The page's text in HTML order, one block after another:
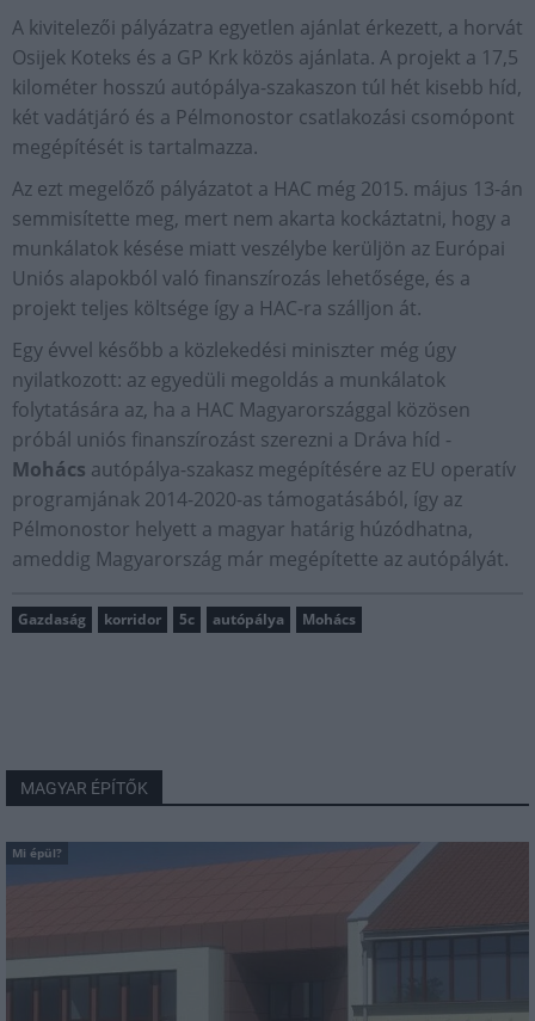
A kivitelezői pályázatra egyetlen ajánlat érkezett, a horvát
Osijek Koteks és a GP Krk közös ajánlata. A projekt a 17,5
kilométer hosszú autópálya-szakaszon túl hét kisebb híd,
két vadátjáró és a Pélmonostor csatlakozási csomópont
megépítését is tartalmazza.
Az ezt megelőző pályázatot a HAC még 2015. május 13-án
semmisítette meg, mert nem akarta kockáztatni, hogy a
munkálatok késése miatt veszélybe kerüljön az Európai
Uniós alapokból való finanszírozás lehetősége, és a
projekt teljes költsége így a HAC-ra szálljon át.
Egy évvel később a közlekedési miniszter még úgy
nyilatkozott: az egyedüli megoldás a munkálatok
folytatására az, ha a HAC Magyarországgal közösen
próbál uniós finanszírozást szerezni a Dráva híd -
Mohács autópálya-szakasz megépítésére az EU operatív
programjának 2014-2020-as támogatásából, így az
Pélmonostor helyett a magyar határig húzódhatna,
ameddig Magyarország már megépítette az autópályát.
Gazdaság korridor 5c autópálya Mohács
MAGYAR ÉPÍTŐK
Mi épül?